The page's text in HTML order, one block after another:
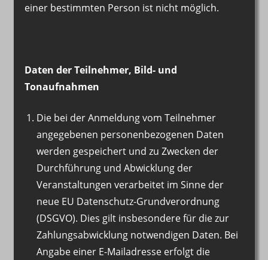
einer bestimmten Person ist nicht möglich.
Daten der Teilnehmer, Bild- und
Tonaufnahmen
Die bei der Anmeldung vom Teilnehmer
angegebenen personenbezogenen Daten
werden gespeichert und zu Zwecken der
Durchführung und Abwicklung der
Veranstaltungen verarbeitet im Sinne der
neue EU Datenschutz-Grundverordnung
(DSGVO). Dies gilt insbesondere für die zur
Zahlungsabwicklung notwendigen Daten. Bei
Angabe einer E-Mailadresse erfolgt die